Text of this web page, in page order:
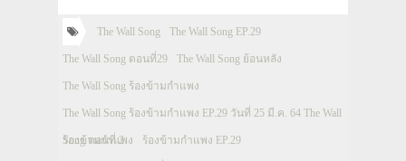
The Wall Song The Wall Song EP.29
The Wall Song ตอนที่29 The Wall Song ย้อนหลัง
The Wall Song ร้องข้ามกำแพง
The Wall Song ร้องข้ามกำแพง EP.29 วันที่ 25 มี.ค. 64 The Wall
Song ตอนที่ 2
ร้องข้ามกำแพง ร้องข้ามกำแพง EP.29